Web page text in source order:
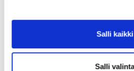
Salli kaikki
Salli